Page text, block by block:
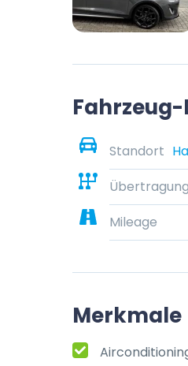
Standort
Übertragung
Mileage
Merkmale